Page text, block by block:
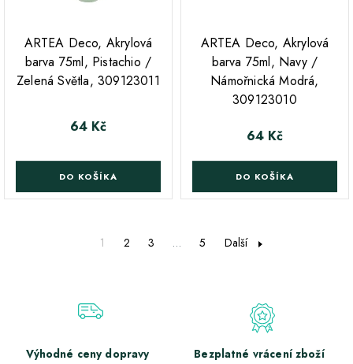
ARTEA Deco, Akrylová
barva 75ml, Pistachio /
Zelená Světla, 309123011
Cena
64 Kč
DO KOŠÍKA
ARTEA Deco, Akrylová
barva 75ml, Navy /
Námořnická Modrá,
309123010
Cena
64 Kč
DO KOŠÍKA
1 2 3 … 5 Další
Výhodné ceny dopravy
Bezplatné vrácení zboží